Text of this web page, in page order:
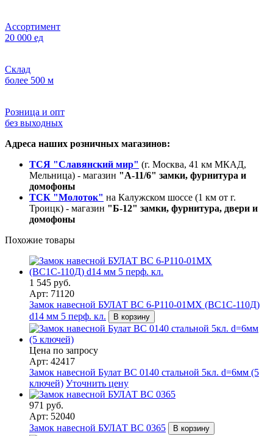
Ассортимент
20 000 ед
Склад
более 500 м
Розница и опт
без выходных
Адреса наших розничных магазинов:
ТСЯ "Славянский мир" (г. Москва, 41 км МКАД,
Мельница) - магазин "А-11/6" замки, фурнитура и
домофоны
ТСК "Молоток" на Калужском шоссе (1 км от г.
Троицк) - магазин "Б-12" замки, фурнитура, двери и
домофоны
Похожие товары
1 545 руб.
Арт: 71120
Замок навесной БУЛАТ ВС 6-Р110-01МХ (ВС1С-110Д)
d14 мм 5 перф. кл.
В корзину
Цена по запросу
Арт: 42417
Замок навесной Булат ВС 0140 стальной 5кл. d=6мм (5
ключей) Уточнить цену
971 руб.
Арт: 52040
Замок навесной БУЛАТ ВС 0365
В корзину